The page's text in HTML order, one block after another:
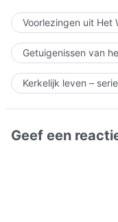
Voorlezingen uit Het
Getuigenissen van
Kerkelijk leven –
Geef een